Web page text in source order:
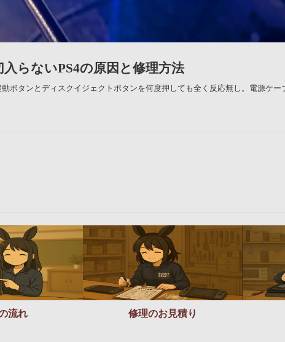
らないPS4の原因と修理方法
ボタンとディスクイジェクトボタンを何度押しても全く反応無し。電源ケ
流れ 修理のお見積り